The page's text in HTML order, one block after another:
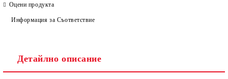
Оцени продукта
Информация за Съответствие
Детайлно описание